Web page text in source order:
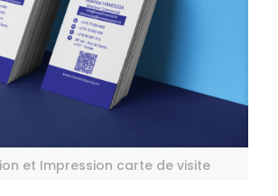
et Impression carte de visite